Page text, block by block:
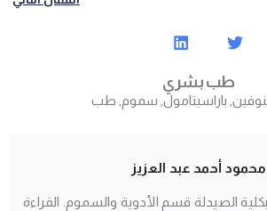
طب بشري
باراسيتامول سموم طب
محمود أحمد عبد العزيز
الصيدلة قسم الأدوية والسموم. القراءة